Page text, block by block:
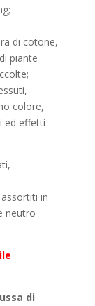
di cotone,
piante
colore,
ed effetti
in
neutro
di